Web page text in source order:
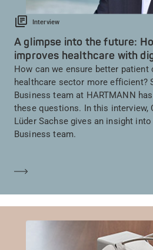
Interview
A glimpse into the future:
improves healthcare with
How can we ensure better patient
healthcare sector more efficient?
Business team at HARTMANN
these questions. In this interview,
Lüder Sachse gives an insight
Business team.